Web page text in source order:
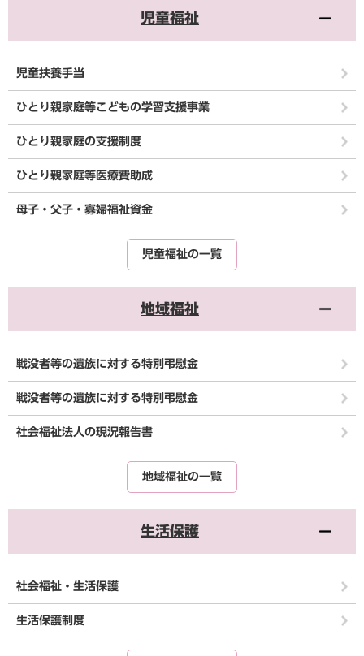
児童福祉
児童扶養手当
ひとり親家庭等こどもの学習支援事業
ひとり親家庭の支援制度
ひとり親家庭等医療費助成
母子・父子・寡婦福祉資金
児童福祉の一覧
地域福祉
戦没者等の遺族に対する特別弔慰金
戦没者等の遺族に対する特別弔慰金
社会福祉法人の現況報告書
地域福祉の一覧
生活保護
社会福祉・生活保護
生活保護制度